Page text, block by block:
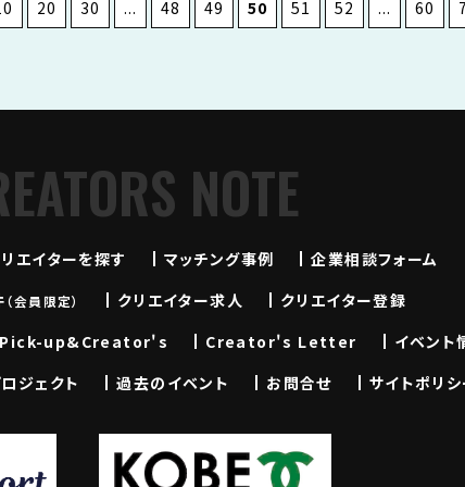
20 30 ... 48 49 50 51 52 ... 60
NOTE
エイターを探す マッチング事例
企業相談フォーム
（会員限定） クリエイター求人
クリエイター登録
Pick-up&Creator's Creator's Letter
イベント
ジェクト 過去のイベント お問合せ サイトポリシ